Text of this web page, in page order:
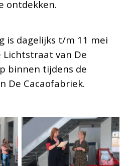
ontdekken.
is dagelijks t/m 11 mei
Lichtstraat van De
binnen tijdens de
De Cacaofabriek.